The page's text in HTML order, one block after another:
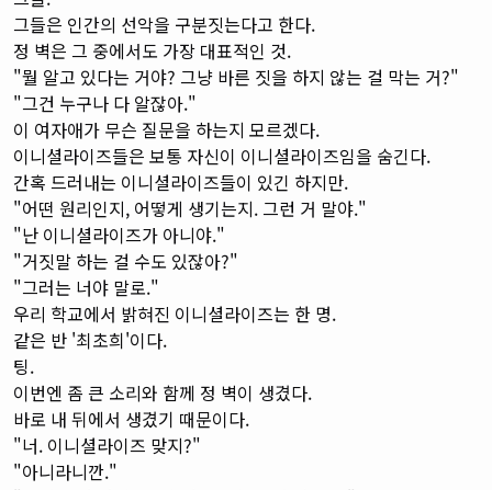
그들은 인간의 선악을 구분짓는다고 한다.
정 벽은 그 중에서도 가장 대표적인 것.
"뭘 알고 있다는 거야? 그냥 바른 짓을 하지 않는 걸 막는 거?"
"그건 누구나 다 알잖아."
이 여자애가 무슨 질문을 하는지 모르겠다.
이니셜라이즈들은 보통 자신이 이니셜라이즈임을 숨긴다.
간혹 드러내는 이니셜라이즈들이 있긴 하지만.
"어떤 원리인지, 어떻게 생기는지. 그런 거 말야."
"난 이니셜라이즈가 아니야."
"거짓말 하는 걸 수도 있잖아?"
"그러는 너야 말로."
우리 학교에서 밝혀진 이니셜라이즈는 한 명.
같은 반 '최초희'이다.
팅.
이번엔 좀 큰 소리와 함께 정 벽이 생겼다.
바로 내 뒤에서 생겼기 때문이다.
"너. 이니셜라이즈 맞지?"
"아니라니깐."